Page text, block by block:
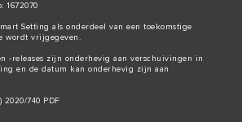
1672070
Setting als onderdeel van een toekomstige
wordt vrijgegeven.
-releases zijn onderhevig aan verschuivingen in
en de datum kan onderhevig zijn aan
2020/740 PDF